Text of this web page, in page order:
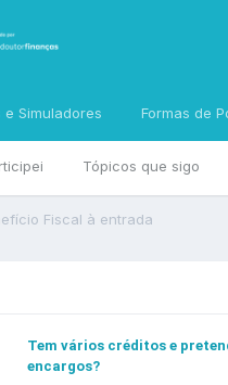
Tópicos que sigo
e Simuladores Formas de
Fiscal à entrada
Tem vários créditos e
encargos?